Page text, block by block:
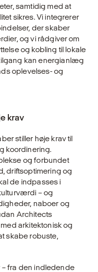
samtidig med at
sikres. Vi integrerer
der skaber
og vi rådgiver om
og kobling til lokale
kan energianlæg
oplevelses- og
krav
stiller høje krav til
koordinering.
og forbundet
driftsoptimering og
de indpasses i
– og
naboer og
Architects
arkitektonisk og
skabe robuste,
– fra den indledende